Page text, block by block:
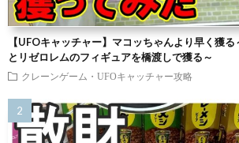
【UFOキャッチャー】マコッちゃんより早く獲
とリゼロレムのフィギュアを橋渡しで獲る～
クレーンゲーム・UFOキャッチャー攻略